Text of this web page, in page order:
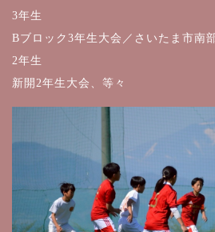
3年生
Bブロック3年生大会／さいたま市南
2年生
新開2年生大会、等々